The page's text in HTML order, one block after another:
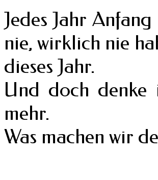
Jedes Jahr
nie, wirklich nie
dieses Jahr.
Und doch denke
mehr.
Was machen wir